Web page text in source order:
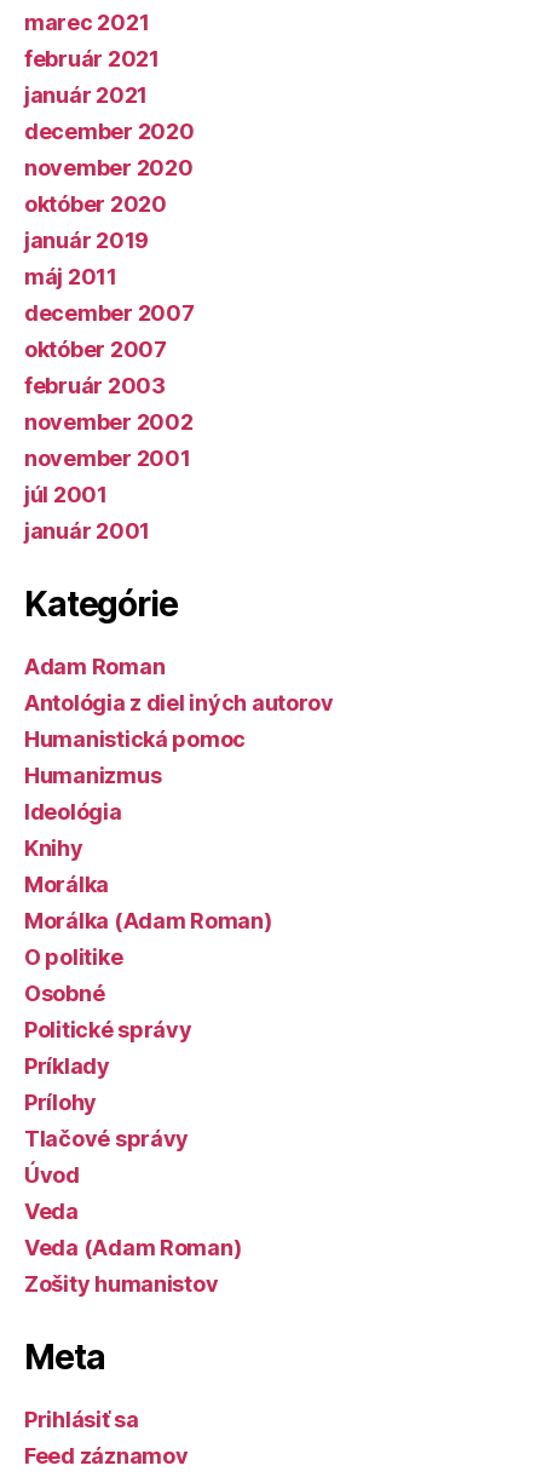
marec 2021
február 2021
január 2021
december 2020
november 2020
október 2020
január 2019
máj 2011
december 2007
október 2007
február 2003
november 2002
november 2001
júl 2001
január 2001
Kategórie
Adam Roman
Antológia z diel iných autorov
Humanistická pomoc
Humanizmus
Ideológia
Knihy
Morálka
Morálka (Adam Roman)
O politike
Osobné
Politické správy
Príklady
Prílohy
Tlačové správy
Úvod
Veda
Veda (Adam Roman)
Zošity humanistov
Meta
Prihlásiť sa
Feed záznamov